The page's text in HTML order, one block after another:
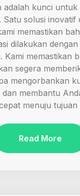
adalah kunci untuk
Satu solusi inovatif
memastikan
dilakukan
Kami memastikan
segera
mengorbankan
dan membantu
menuju tujuan
Read More